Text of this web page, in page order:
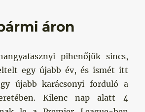
áron
pihenőjük sincs,
egy újabb év, és ismét itt
újabb karácsonyi forduló a
Kilenc nap alatt 4